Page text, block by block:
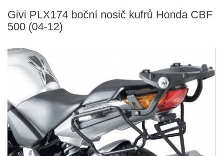
Givi PLX174 boční nosič kufrů Honda CBF
500 (04-12)